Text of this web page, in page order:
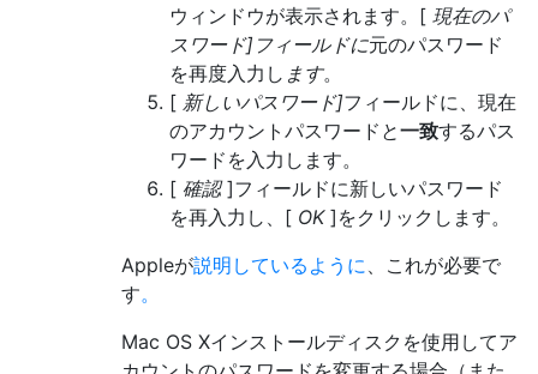
ウィンドウが表示されます。[ 現在のパ
スワード]フィールドに元のパスワード
を再度入力し ます。
[ 新しいパスワード]フィールドに、現在
のアカウントパスワードと一致するパス
ワードを入力します。
[ 確認]フィールドに新しいパスワード
を再入力し、[ OK]をクリックします。
Appleが説明しているように 、これが必要で
す。
Mac OS Xインストールディスクを使用してア